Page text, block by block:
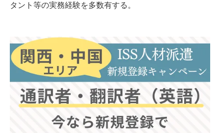
タント等の実務経験を多数有する。